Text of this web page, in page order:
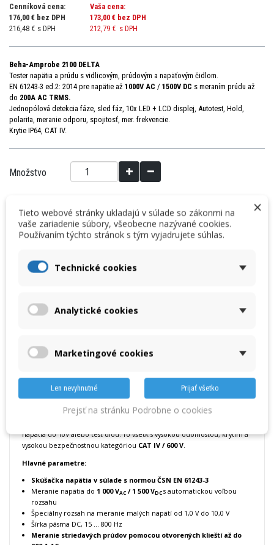
Cenníková cena:
176,00 € bez DPH
216,48 € s DPH
Vaša cena:
173,00 € bez DPH
212,79 € s DPH
Beha-Amprobe 2100 DELTA
Tester napätia a prúdu s vidlicovým, prúdovým a napäťovým čidlom.
EN 61243-3 ed.2: 2014 pre napätie až 1000V AC / 1500V DC s meraním prúdu až
do 200A AC TRMS.
Jednopólová detekcia fáze, sled fáz, 10x LED + LCD displej, Autotest, Hold,
polarita, meranie odporu, spojitosť, mer. frekvencie.
Krytie IP64, CAT IV.
Množstvo
VLOŽIŤ DO KOŠÍKA
DETAILY
Katalógový list
AC s TRMS meraním
prostredie. Ide o prvú kombinovanú skúšačku napätia certifikovanú
ČSN EN 61243-3s možnosťou merania TRMS prúdov. Oblasť
využitia rozširuje možnosť merania napätia do 1000 V
/ 1500 V
a
ďalšie doplnkové funkcie ako je integrovaná bezkontaktná skúšačka
napätia do 10V alebo test diód. To všetk s vysokou odolnosťou, krytím a
vysokou bezpečnostnou kategóriou CAT IV / 600 V
Hlavné parametre:
Skúšačka napätia v súlade s normou ČSN EN 61243-3
Meranie napätia do 1 000 VAC / 1 500 VDCs automatickou voľbou
rozsahu
Špeciálny rozsah na meranie malých napätí od 1,0 V do 10,0 V
Šírka pásma DC, 15 ... 800 Hz
Meranie striedavých prúdov pomocou otvorených klieští až do
×
Tieto webové stránky ukladajú v súlade so zákonmi na
vaše zariadenie súbory, všeobecne nazývané cookies.
Používaním týchto stránok s tým vyjadrujete súhlas.
Technické cookies
Analytické cookies
Marketingové cookies
Len nevyhnutné Prijať všetko
Prejsť na stránku Podrobne o cookies